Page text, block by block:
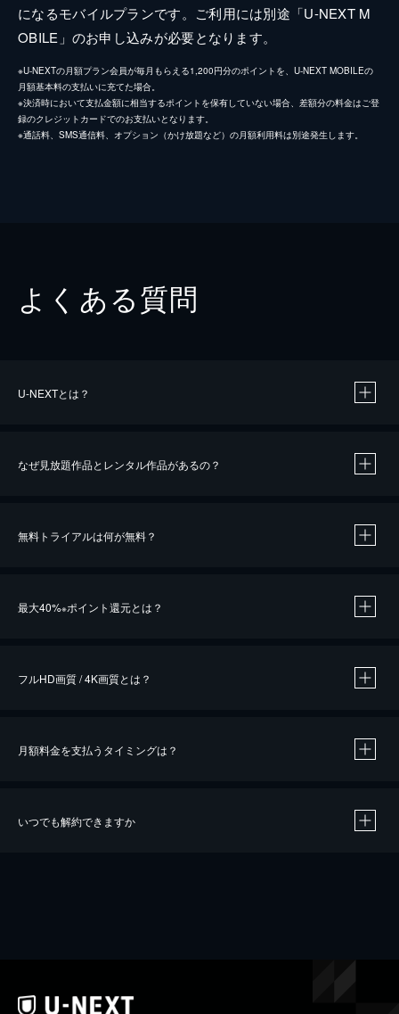
になるモバイルプランです。ご利用には別途「U-NEXT M
OBILE」のお申し込みが必要となります。
※U-NEXTの月額プラン会員が毎月もらえる1,200円分のポイントを、U-NEXT MOBILEの
月額基本料の支払いに充てた場合。
※決済時において支払金額に相当するポイントを保有していない場合、差額分の料金はご登
録のクレジットカードでのお支払いとなります。
※通話料、SMS通信料、オプション（かけ放題など）の月額利用料は別途発生します。
よくある質問
U-NEXTとは？
なぜ見放題作品とレンタル作品があるの？
無料トライアルは何が無料？
最大40%※ポイント還元とは？
※40％ポイント還元の対象は、クレジットカード決済による作品の購入 / レンタルです。
フルHD画質 / 4K画質とは？
月額料金を支払うタイミングは？
いつでも解約できますか